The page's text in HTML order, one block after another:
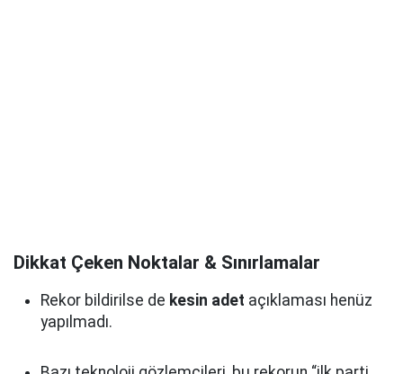
Dikkat Çeken Noktalar & Sınırlamalar
Rekor bildirilse de kesin adet açıklaması henüz
yapılmadı.